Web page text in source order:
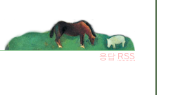
응답 RSS